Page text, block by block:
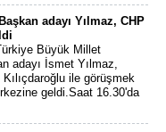
adayı Yılmaz, CHP
Büyük Millet
adayı İsmet Yılmaz,
ile görüşmek
geldi.Saat 16.30'da